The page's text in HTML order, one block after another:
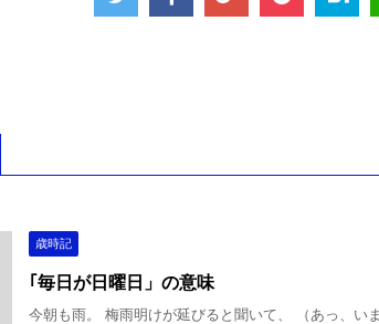
歳時記
｢毎日が日曜日」の意味
今朝も雨。 梅雨明けが延びると聞いて、 （あっ、い